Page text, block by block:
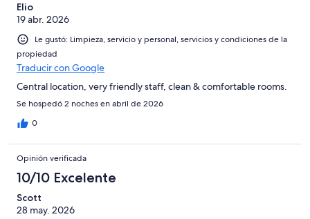
Elio
19 abr. 2026
Le gustó: Limpieza, servicio y personal, servicios y condiciones de la
propiedad
Traducir con Google
Central location, very friendly staff, clean & comfortable rooms.
Se hospedó 2 noches en abril de 2026
0
Opinión verificada
10/10 Excelente
Scott
28 may. 2026